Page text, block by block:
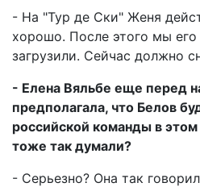
- На "Тур де Ски" Женя
хорошо. После этого мы
загрузили. Сейчас должно
- Елена Вяльбе еще перед
предполагала, что Белов
российской команды в
тоже так думали?
- Серьезно? Она так